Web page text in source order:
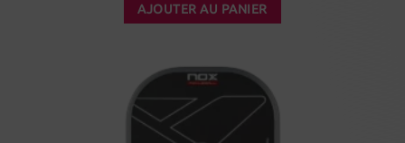
AJOUTER AU PANIER